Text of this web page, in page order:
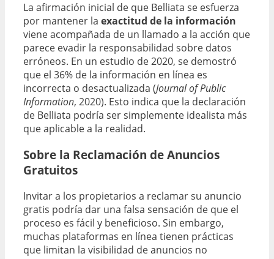
La afirmación inicial de que Belliata se esfuerza
por mantener la exactitud de la información
viene acompañada de un llamado a la acción que
parece evadir la responsabilidad sobre datos
erróneos. En un estudio de 2020, se demostró
que el 36% de la información en línea es
incorrecta o desactualizada (Journal of Public
Information, 2020). Esto indica que la declaración
de Belliata podría ser simplemente idealista más
que aplicable a la realidad.
Sobre la Reclamación de Anuncios
Gratuitos
Invitar a los propietarios a reclamar su anuncio
gratis podría dar una falsa sensación de que el
proceso es fácil y beneficioso. Sin embargo,
muchas plataformas en línea tienen prácticas
que limitan la visibilidad de anuncios no